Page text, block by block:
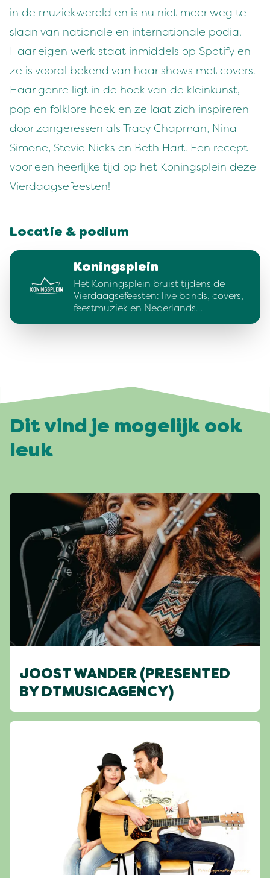
in de muziekwereld en is nu niet meer weg te
slaan van nationale en internationale podia.
Haar eigen werk staat inmiddels op Spotify en
ze is vooral bekend van haar shows met covers.
Haar genre ligt in de hoek van de kleinkunst,
pop en folklore hoek en ze laat zich inspireren
door zangeressen als Tracy Chapman, Nina
Simone, Stevie Nicks en Beth Hart. Een recept
voor een heerlijke tijd op het Koningsplein deze
Vierdaagsefeesten!
Locatie & podium
Koningsplein
Het Koningsplein bruist tijdens de
Vierdaagsefeesten: live bands, covers,
feestmuziek en Nederlands…
Dit vind je mogelijk ook
leuk
JOOST WANDER (PRESENTED
BY DTMUSICAGENCY)